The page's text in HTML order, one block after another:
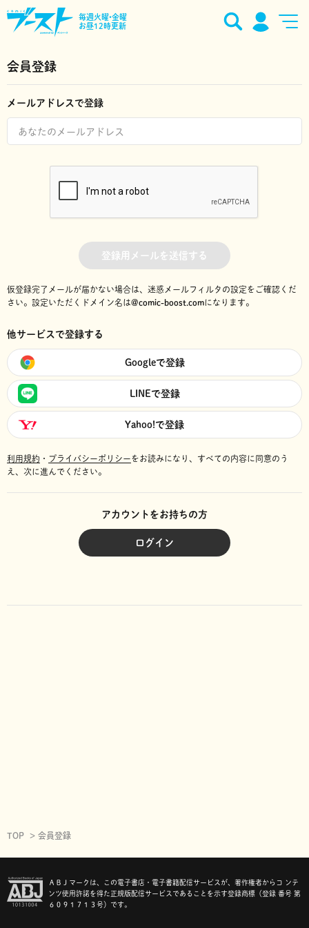
毎週火曜•金曜
お昼12時更新
会員登録
メールアドレスで登録
登録用メールを送信する
仮登録完了メールが届かない場合は、迷惑メールフィルタの設定をご確認くだ
さい。 設定いただくドメイン名は@comic-boost.comになります。
他サービスで登録する
Googleで登録
LINEで登録
Yahoo!で登録
利用規約 ・ プライバシーポリシーをお読みになり、 すべての内容に同意のう
え、次に進んでください。
アカウントをお持ちの方
ログイン
TOP 会員登録
ＡＢＪマークは、この電子書店・電子書籍配信サービスが、著作権者からコ ンテ
ンツ使用許諾を得た正規版配信サービスであることを示す登録商標（登録 番号 第
６０９１７１３号）です。